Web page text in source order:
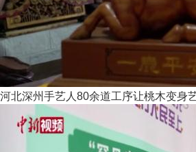
河北深州手艺人80余道工序让桃木变身